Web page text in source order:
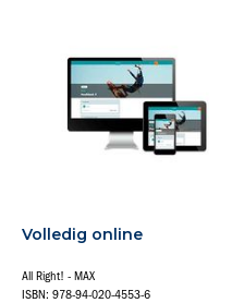
Volledig online
All Right! - MAX
ISBN: 978-94-020-4553-6